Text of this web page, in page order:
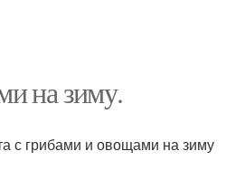
на зиму.
с грибами и овощами на зиму